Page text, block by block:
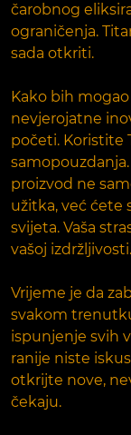
čarobnog
ograničenja.
sada otkriti.
Kako bih
nevjerojatne
početi. Koristite
proizvod ne
užitka, već ćete
svijeta. Vaša
vašoj izdržljivosti.
Vrijeme je da
svakom
ispunjenje svih
ranije niste
otkrijte nove,
čekaju.